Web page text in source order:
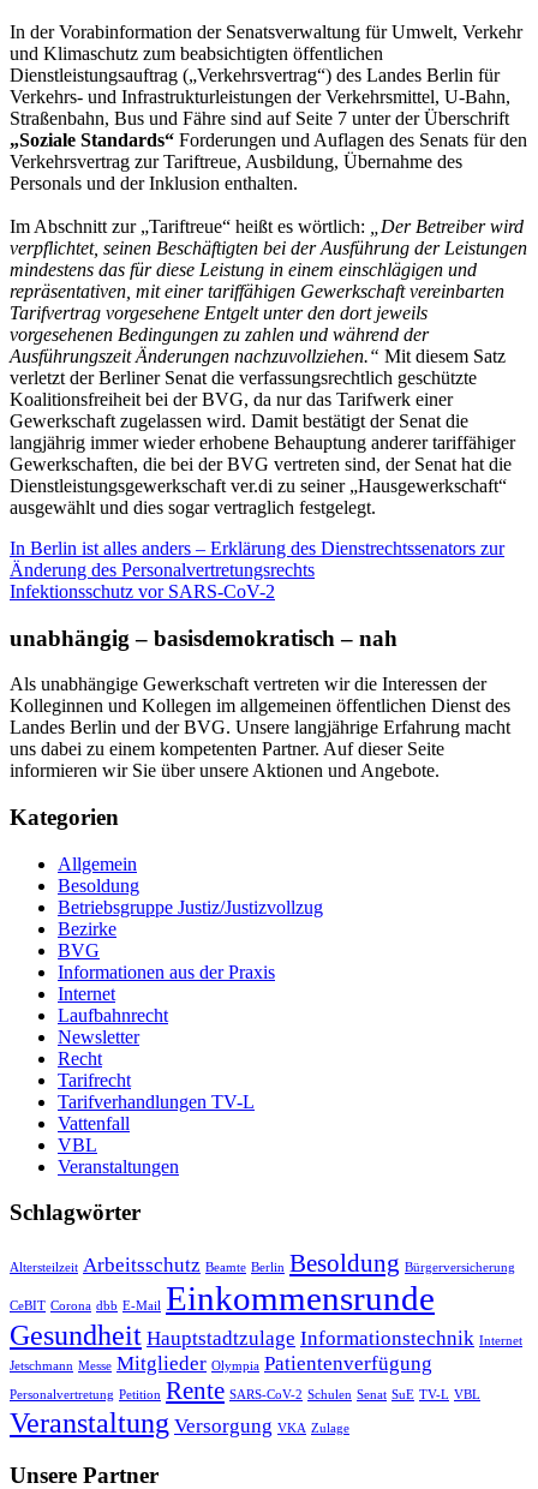
In der Vorabinformation der Senatsverwaltung für Umwelt, Verkehr
und Klimaschutz zum beabsichtigten öffentlichen
Dienstleistungsauftrag („Verkehrsvertrag“) des Landes Berlin für
Verkehrs- und Infrastrukturleistungen der Verkehrsmittel, U-Bahn,
Straßenbahn, Bus und Fähre sind auf Seite 7 unter der Überschrift
„Soziale Standards“ Forderungen und Auflagen des Senats für den
Verkehrsvertrag zur Tariftreue, Ausbildung, Übernahme des
Personals und der Inklusion enthalten.
Im Abschnitt zur „Tariftreue“ heißt es wörtlich: „Der Betreiber wird
verpflichtet, seinen Beschäftigten bei der Ausführung der Leistungen
mindestens das für diese Leistung in einem einschlägigen und
repräsentativen, mit einer tariffähigen Gewerkschaft vereinbarten
Tarifvertrag vorgesehene Entgelt unter den dort jeweils
vorgesehenen Bedingungen zu zahlen und während der
Ausführungszeit Änderungen nachzuvollziehen.“ Mit diesem Satz
verletzt der Berliner Senat die verfassungsrechtlich geschützte
Koalitionsfreiheit bei der BVG, da nur das Tarifwerk einer
Gewerkschaft zugelassen wird. Damit bestätigt der Senat die
langjährig immer wieder erhobene Behauptung anderer tariffähiger
Gewerkschaften, die bei der BVG vertreten sind, der Senat hat die
Dienstleistungsgewerkschaft ver.di zu seiner „Hausgewerkschaft“
ausgewählt und dies sogar vertraglich festgelegt.
Beitragsnavigation
In Berlin ist alles anders – Erklärung des Dienstrechtssenators zur
Änderung des Personalvertretungsrechts
Infektionsschutz vor SARS-CoV-2
unabhängig – basisdemokratisch – nah
Als unabhängige Gewerkschaft vertreten wir die Interessen der
Kolleginnen und Kollegen im allgemeinen öffentlichen Dienst des
Landes Berlin und der BVG. Unsere langjährige Erfahrung macht
uns dabei zu einem kompetenten Partner. Auf dieser Seite
informieren wir Sie über unsere Aktionen und Angebote.
Kategorien
Allgemein
Besoldung
Betriebsgruppe Justiz/Justizvollzug
Bezirke
BVG
Informationen aus der Praxis
Internet
Laufbahnrecht
Newsletter
Recht
Tarifrecht
Tarifverhandlungen TV-L
Vattenfall
VBL
Veranstaltungen
Schlagwörter
Altersteilzeit Arbeitsschutz Beamte Berlin Besoldung Bürgerversicherung
CeBIT Corona dbb E-Mail Einkommensrunde
Gesundheit Hauptstadtzulage Informationstechnik Internet
Jetschmann Messe Mitglieder Olympia Patientenverfügung
Personalvertretung Petition Rente SARS-CoV-2 Schulen Senat SuE TV-L VBL
Veranstaltung Versorgung VKA Zulage
Unsere Partner